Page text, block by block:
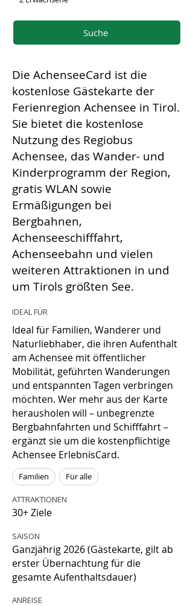
Suche
Die AchenseeCard ist die
kostenlose Gästekarte der
Ferienregion Achensee in Tirol.
Sie bietet die kostenlose
Nutzung des Regiobus
Achensee, das Wander- und
Kinderprogramm der Region,
gratis WLAN sowie
Ermäßigungen bei
Bergbahnen,
Achenseeschifffahrt,
Achenseebahn und vielen
weiteren Attraktionen in und
um Tirols größten See.
IDEAL FÜR
Ideal für Familien, Wanderer und
Naturliebhaber, die ihren Aufenthalt
am Achensee mit öffentlicher
Mobilität, geführten Wanderungen
und entspannten Tagen verbringen
möchten. Wer mehr aus der Karte
herausholen will – unbegrenzte
Bergbahnfahrten und Schifffahrt –
ergänzt sie um die kostenpflichtige
Achensee ErlebnisCard.
Familien Für alle
ATTRAKTIONEN
30+ Ziele
SAISON
Ganzjährig 2026 (Gästekarte, gilt ab
erster Übernachtung für die
gesamte Aufenthaltsdauer)
ANREISE